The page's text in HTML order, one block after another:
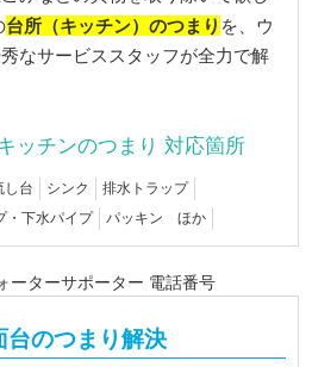
台所（キッチン）のつまり を、ウ
なサービススタッフが全力で解
ッチンのつまり 対応箇所
し台 シンク
排水トラップ
・下水パイプ パッキン ほか
台のつまり解決